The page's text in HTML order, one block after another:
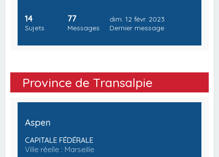
14
Sujets
77
Messages
dim. 12 févr. 2023
Dernier message
Province de Transalpie
Aspen
CAPITALE FÉDÉRALE
Ville réelle : Marseille